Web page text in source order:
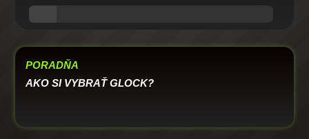
PORADŇA
AKO SI VYBRAŤ GLOCK?